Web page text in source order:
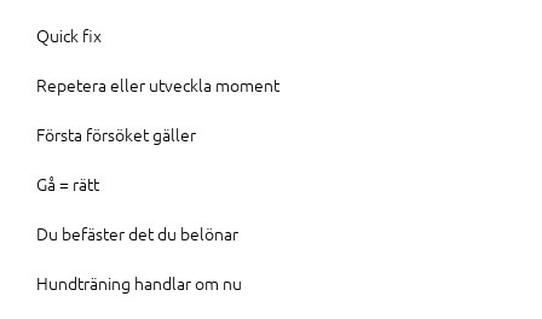
Quick fix
Repetera eller utveckla moment
Första försöket gäller
Gå = rätt
Du befäster det du belönar
Hundträning handlar om nu